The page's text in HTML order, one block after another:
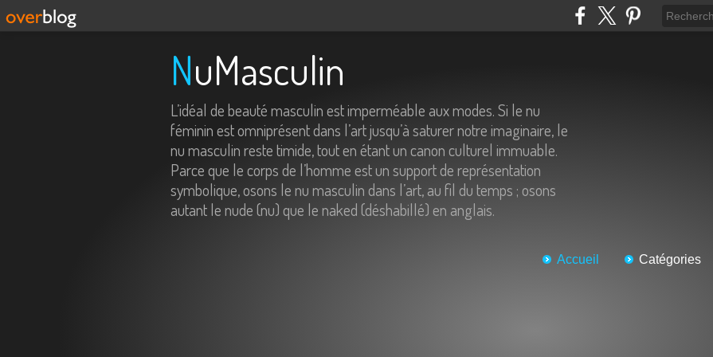
NuMasculin
L’idéal de beauté masculin est imperméable aux modes. Si le nu
féminin est omniprésent dans l’art jusqu’à saturer notre imaginaire, le
nu masculin reste timide, tout en étant un canon culturel immuable.
Parce que le corps de l’homme est un support de représentation
symbolique, osons le nu masculin dans l’art, au fil du temps ; osons
autant le nude (nu) que le naked (déshabillé) en anglais.
Accueil Catégories